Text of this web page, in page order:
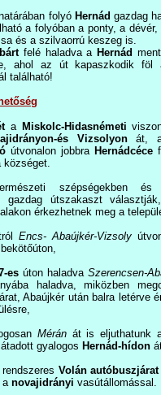
folyó Hernád gazdag
a folyóban a ponty, a
és a szilvaorrú keszeg is.
felé haladva a Hernád
ahol az út kapaszkodik föl
található!
a Miskolc-Hidasnémeti
és Vizsolyonát,
útvonalon jobbra Hernádcéce
községet.
szépségekben és
gazdag útszakaszt
érkezhetnek meg a
Encs- Abaújkér-Vizsoly
es úton haladva Szerencsen-
haladva, miközben
Abaújkér után balra letérve
Méránát is eljuthatunk
gyalogos Hernád-hídon
Volán autóbuszjárat
anovajidrányi vasútállomással.